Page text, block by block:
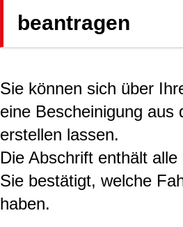
beantragen
Sie können sich über
eine Bescheinigung aus
erstellen lassen.
Die Abschrift enthält
Sie bestätigt, welche
haben.